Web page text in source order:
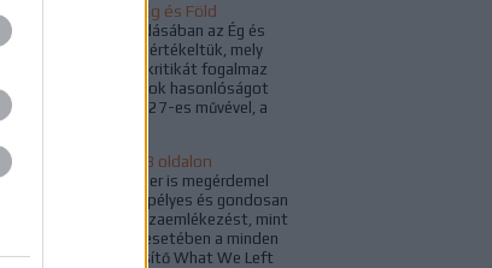
Impulzus Napló – Ég és Föld
Az Impulzus 159. adásában az Ég és
Föld című epizódot értékeltük, mely
komoly társadalomkritikát fogalmaz
meg, és története sok hasonlóságot
mutat Fritz Lang 1927-es művével, a
Voyager ünnep 248 oldalon
Kétségkívül a Voyager is megérdemel
egy hasonlóan ünnepélyes és gondosan
megkomponált visszaemlékezést, mint
a Deep Space Nine esetében a minden
várakozást túlteljesítő What We Left